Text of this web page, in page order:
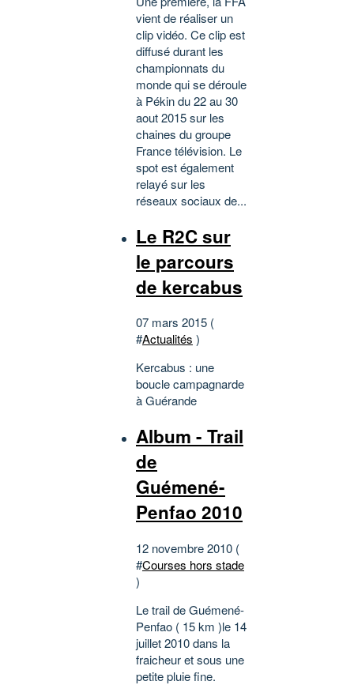
vient de réaliser un
clip vidéo. Ce clip est
diffusé durant les
championnats du
monde qui se déroule
à Pékin du 22 au 30
aout 2015 sur les
chaines du groupe
France télévision. Le
spot est également
relayé sur les
réseaux sociaux de...
Le R2C sur
le parcours
de kercabus
07 mars 2015 (
#Actualités )
Kercabus : une
boucle campagnarde
à Guérande
Album - Trail
de
Guémené-
Penfao 2010
12 novembre 2010 (
#Courses hors stade
)
Le trail de Guémené-
Penfao ( 15 km )le 14
juillet 2010 dans la
fraicheur et sous une
petite pluie fine.